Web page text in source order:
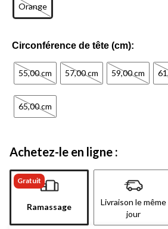
Orange
Circonférence de tête (cm):
55,00 cm 57,00 cm 59,00 cm
65,00 cm
Achetez-le en ligne :
Gratuit
Ramassage
Livraison le même
jour